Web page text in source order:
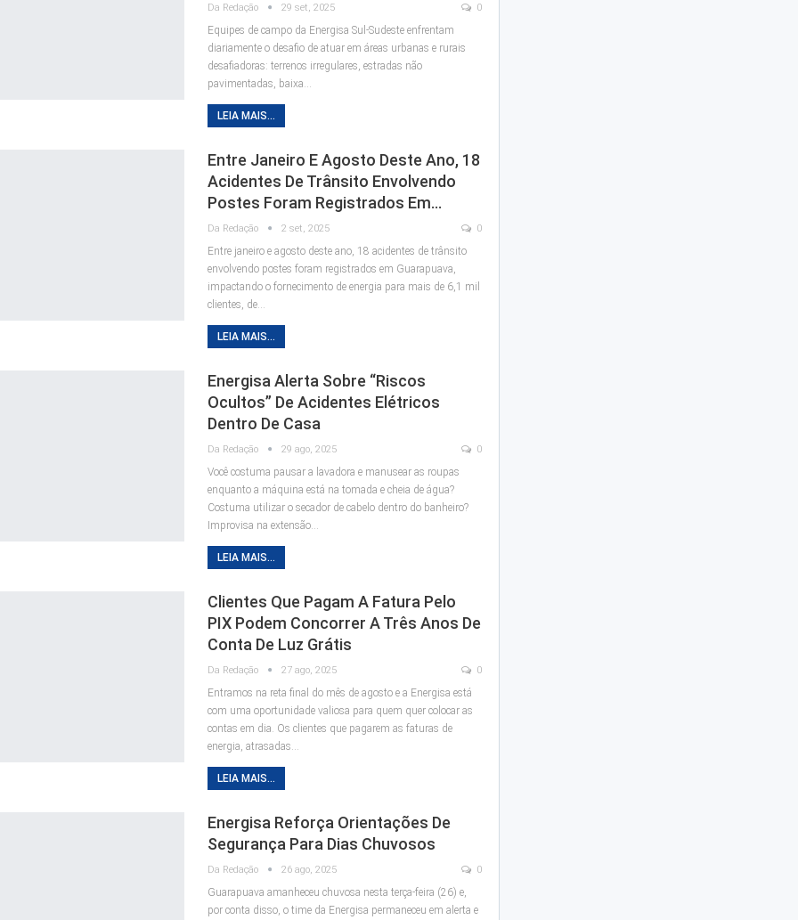
Da Redação 29 set, 2025 0
Equipes de campo da Energisa Sul-Sudeste enfrentam
diariamente o desafio de atuar em áreas urbanas e rurais
desafiadoras: terrenos irregulares, estradas não
pavimentadas, baixa…
LEIA MAIS...
Entre Janeiro E Agosto Deste Ano, 18
Acidentes De Trânsito Envolvendo
Postes Foram Registrados Em…
Da Redação 2 set, 2025 0
Entre janeiro e agosto deste ano, 18 acidentes de trânsito
envolvendo postes foram registrados em Guarapuava,
impactando o fornecimento de energia para mais de 6,1 mil
clientes, de…
LEIA MAIS...
Energisa Alerta Sobre “riscos
Ocultos” De Acidentes Elétricos
Dentro De Casa
Da Redação 29 ago, 2025 0
Você costuma pausar a lavadora e manusear as roupas
enquanto a máquina está na tomada e cheia de água?
Costuma utilizar o secador de cabelo dentro do banheiro?
Improvisa na extensão…
LEIA MAIS...
Clientes Que Pagam A Fatura Pelo
PIX Podem Concorrer A Três Anos De
Conta De Luz Grátis
Da Redação 27 ago, 2025 0
Entramos na reta final do mês de agosto e a Energisa está
com uma oportunidade valiosa para quem quer colocar as
contas em dia. Os clientes que pagarem as faturas de
energia, atrasadas…
LEIA MAIS...
Energisa Reforça Orientações De
Segurança Para Dias Chuvosos
Da Redação 26 ago, 2025 0
Guarapuava amanheceu chuvosa nesta terça-feira (26) e,
por conta disso, o time da Energisa permaneceu em alerta e